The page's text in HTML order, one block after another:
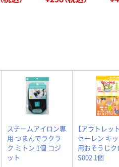
スチームアイロン専
用 つまんでラクラ
ク ミトン 1個 コジ
ット
【アウトレッ
セーレン キ
用おそうじク
S002 1個